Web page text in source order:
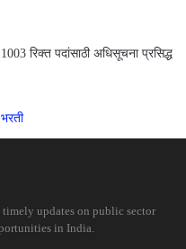
रिक्त पदांसाठी अधिसूचना प्रसिद्ध
updates on public sector
in India.